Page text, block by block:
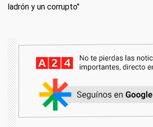
ladrón y un corrupto"